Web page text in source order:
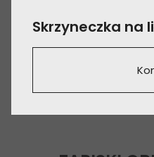
Skrzyneczka na